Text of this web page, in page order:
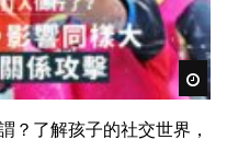
？了解孩子的社交世界，